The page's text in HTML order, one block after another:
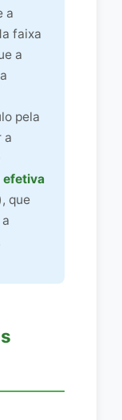
a
faixa
a
pela
a
que